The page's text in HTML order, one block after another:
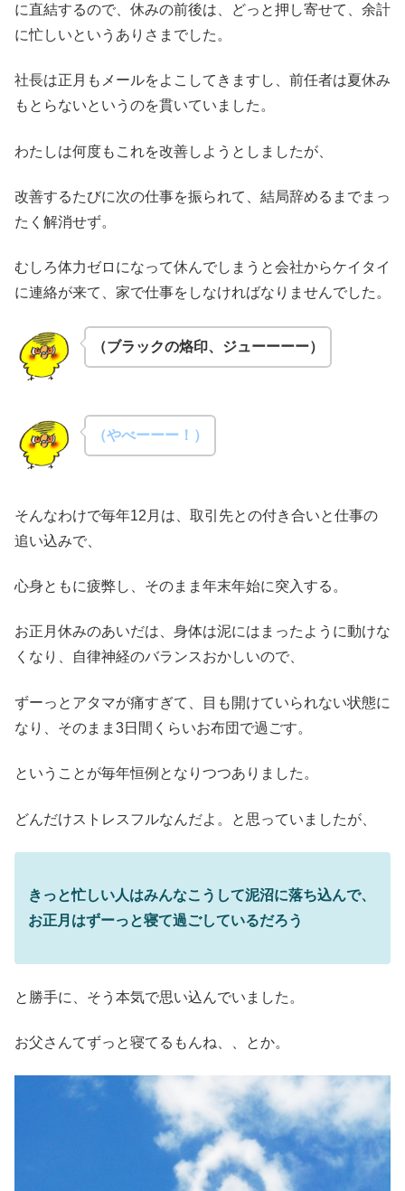
に直結するので、休みの前後は、どっと押し寄せて、余計
に忙しいというありさまでした。
社長は正月もメールをよこしてきますし、前任者は夏休み
もとらないというのを貫いていました。
わたしは何度もこれを改善しようとしましたが、
改善するたびに次の仕事を振られて、結局辞めるまでまっ
たく解消せず。
むしろ体力ゼロになって休んでしまうと会社からケイタイ
に連絡が来て、家で仕事をしなければなりませんでした。
（ブラックの烙印、ジューーーー）
（やべーーー！）
そんなわけで毎年12月は、取引先との付き合いと仕事の
追い込みで、
心身ともに疲弊し、そのまま年末年始に突入する。
お正月休みのあいだは、身体は泥にはまったように動けな
くなり、自律神経のバランスおかしいので、
ずーっとアタマが痛すぎて、目も開けていられない状態に
なり、そのまま3日間くらいお布団で過ごす。
ということが毎年恒例となりつつありました。
どんだけストレスフルなんだよ。と思っていましたが、
きっと忙しい人はみんなこうして泥沼に落ち込んで、
お正月はずーっと寝て過ごしているだろう
と勝手に、そう本気で思い込んでいました。
お父さんてずっと寝てるもんね、、とか。